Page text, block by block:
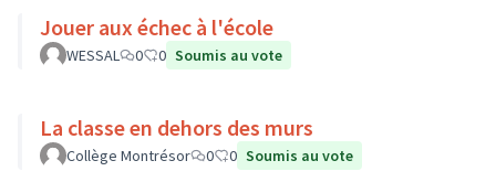
Jouer aux échec à l'école
WESSAL 0 0 Soumis au vote
La classe en dehors des murs
Collège Montrésor 0 0 Soumis au vote